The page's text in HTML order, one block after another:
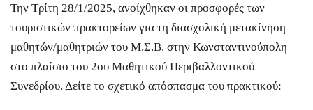
Την Τρίτη 28/1/2025, ανοίχθηκαν οι προσφορές των
τουριστικών πρακτορείων για τη διασχολική μετακίνηση
μαθητών/μαθητριών του Μ.Σ.Β. στην Κωνσταντινούπολη
στο πλαίσιο του 2ου Μαθητικού Περιβαλλοντικού
Συνεδρίου. Δείτε το σχετικό απόσπασμα του πρακτικού: